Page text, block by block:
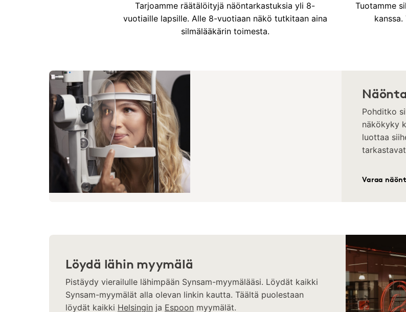
Tarjoamme räätälöityjä näöntarkastuksia yli 8-
vuotiaille lapsille. Alle 8-vuotiaan näkö tutkitaan aina
silmälääkärin toimesta.
Tuotamme
Pohditko
näkökyky
luottaa
Varaa
Löydä lähin myymälä
Pistäydy vierailulle lähimpään Synsam-myymälääsi. Löydät kaikki
Synsam-myymälät alla olevan linkin kautta. Täältä puolestaan
löydät kaikki Helsingin ja Espoon myymälät.